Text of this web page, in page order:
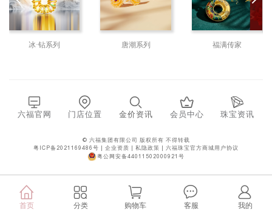
冰·钻系列 唐潮系列 福满传家
六福官网 门店位置 金价资讯 会员中心 珠宝资讯
© 六福集团有限公司 版权所有 不得转载
粤ICP备2021169486号
企业资质 私隐政策
六福珠宝官方商城用户协议
粤公网安备44011502000921号
首页 分类 购物车 客服 我的